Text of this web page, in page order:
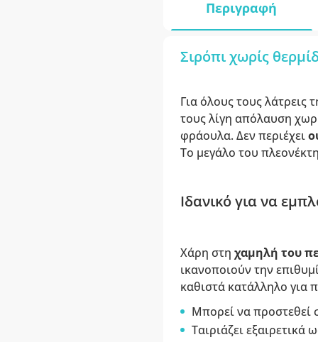
Περιγραφή
Σιρόπι χωρίς
Για όλους τους
τους λίγη απόλαυση
φράουλα. Δεν περιέχει
Το μεγάλο του
Ιδανικό για να
Χάρη στη χαμηλή του
ικανοποιούν την
καθιστά κατάλληλο για
Μπορεί να προστεθεί
Ταιριάζει